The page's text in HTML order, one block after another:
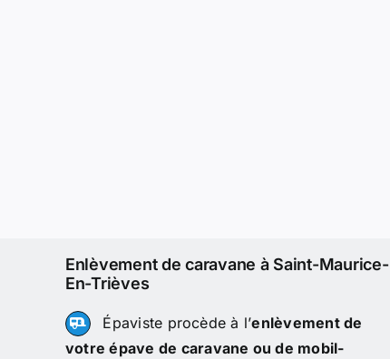
Enlèvement de caravane à Saint-Maurice-
En-Trièves
Épaviste procède à l’enlèvement de
votre épave de caravane ou de mobil-